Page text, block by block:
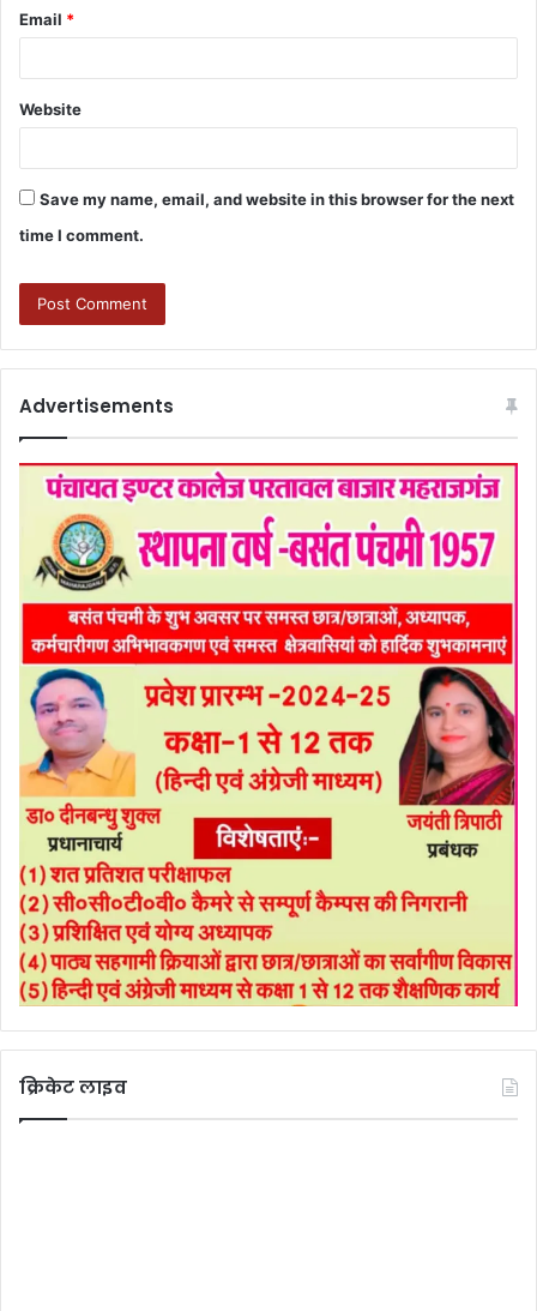
Email *
Website
Save my name, email, and website in this browser for the next
time I comment.
Advertisements
क्रिकेट लाइव